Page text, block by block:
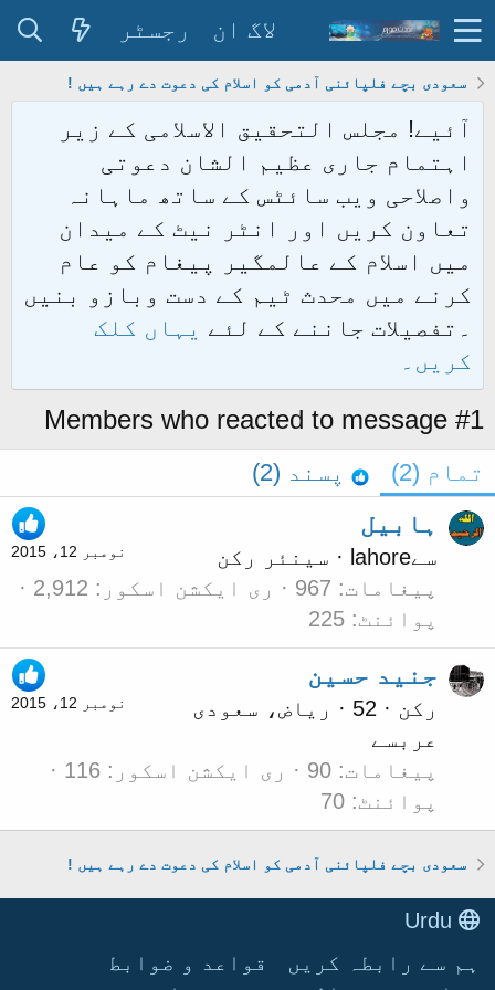
لاگ ان رجسٹر
سعودی بچے فلپائنی آدمی کو اسلام کی دعوت دے رہے ہیں !
آئیے! مجلس التحقیق الاسلامی کے زیر
اہتمام جاری عظیم الشان دعوتی
واصلاحی ویب سائٹس کے ساتھ ماہانہ
تعاون کریں اور انٹر نیٹ کے میدان
میں اسلام کے عالمگیر پیغام کو عام
کرنے میں محدث ٹیم کے دست وبازو بنیں
۔تفصیلات جاننے کے لئے یہاں کلک
کریں۔
Members who reacted to message #1
تمام (2) پسند (2)
نومبر 12، 2015
ہابیل
سینئر رکن · lahoreسے
پیغامات
967 ری ایکشن اسکور
2,912
پوائنٹ 225
نومبر 12، 2015
جنید حسین
رکن ·
· ریاض، سعودی
عرب سے
پیغامات 90 ری ایکشن اسکور
116
پوائنٹ 70
سعودی بچے فلپائنی آدمی کو اسلام کی دعوت دے رہے ہیں !
ہم سے رابطہ کریں
قواعد و ضوابط